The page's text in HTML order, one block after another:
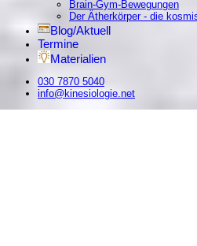
Brain-Gym-Bewegungen
Der Ätherkörper - die
Blog/Aktuell
Termine
Materialien
030 7870 5040
info@kinesiologie.net